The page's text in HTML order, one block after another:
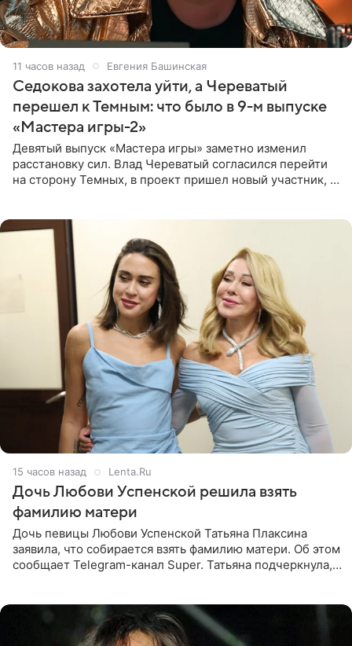
11 часов назад Евгения Башинская
Седокова захотела уйти, а Череватый
перешел к Темным: что было в 9-м выпуске
«Мастера игры-2»
Девятый выпуск «Мастера игры» заметно изменил
расстановку сил. Влад Череватый согласился перейти
на сторону Темных, в проект пришел новый участник, а
15 часов назад Lenta.Ru
Дочь Любови Успенской решила взять
фамилию матери
Дочь певицы Любови Успенской Татьяна Плаксина
заявила, что собирается взять фамилию матери. Об этом
сообщает Telegram-канал Super. Татьяна подчеркнула,